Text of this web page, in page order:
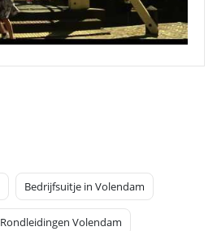
Bedrijfsuitje in Volendam
Rondleidingen Volendam